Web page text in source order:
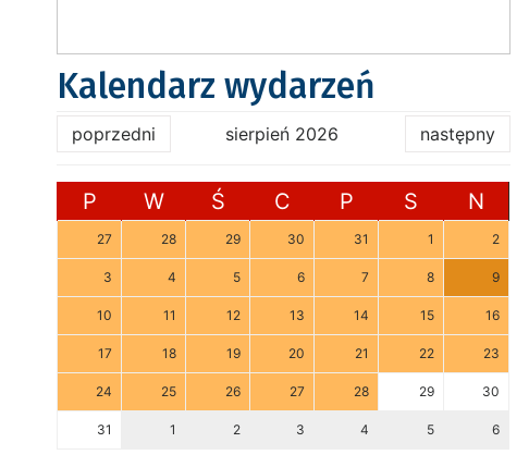
Kalendarz wydarzeń
poprzedni sierpień 2026 następny
P W Ś C P S N
27 28 29 30 31 1 2
3 4 5 6 7 8 9
10 11 12 13 14 15 16
17 18 19 20 21 22 23
24 25 26 27 28 29 30
31 1 2 3 4 5 6